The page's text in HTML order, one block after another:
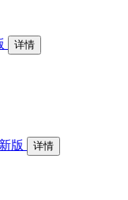
详情
版 详情